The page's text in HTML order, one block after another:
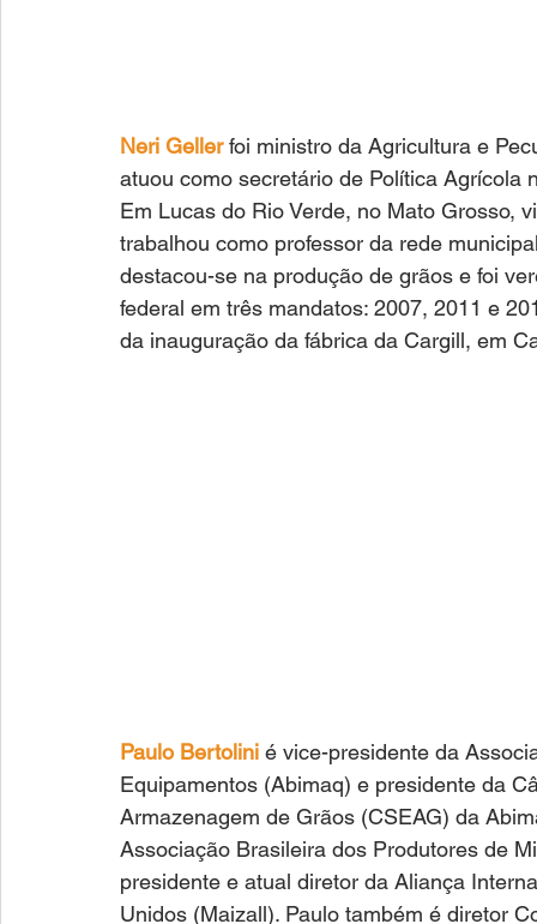
Neri Geller foi ministro da Agricultura e
atuou como secretário de Política
Em Lucas do Rio Verde, no Mato Grosso,
trabalhou como professor da rede
destacou-se na produção de grãos e foi
federal em três mandatos: 2007, 2011 e
da inauguração da fábrica da Cargill, em
Paulo Bertolini é vice-presidente da
Equipamentos (Abimaq) e presidente da
Armazenagem de Grãos (CSEAG) da
Associação Brasileira dos Produtores de
presidente e atual diretor da Aliança
Unidos (Maizall). Paulo também é diretor